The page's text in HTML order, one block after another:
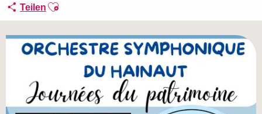
Teilen Ajouter aux favoris